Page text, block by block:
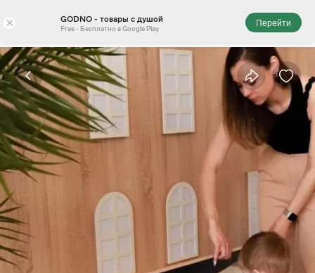
× GODNO - товары с душой
Free - Бесплатно в Google Play
Перейти